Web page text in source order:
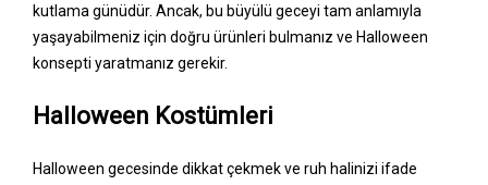
kutlama günüdür. Ancak, bu büyülü geceyi tam anlamıyla
yaşayabilmeniz için doğru ürünleri bulmanız ve Halloween
konsepti yaratmanız gerekir.
Halloween Kostümleri
Halloween gecesinde dikkat çekmek ve ruh halinizi ifade